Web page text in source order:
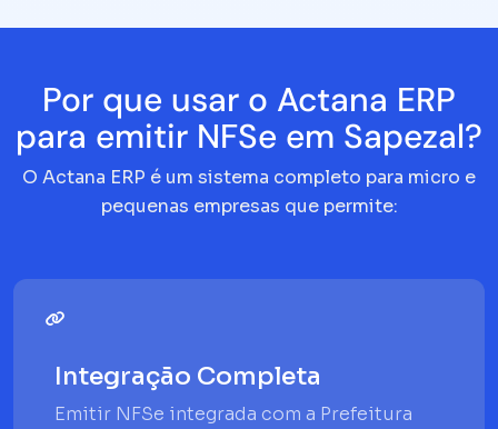
Por que usar o Actana ERP
para emitir NFSe em Sapezal?
O Actana ERP é um sistema completo para micro e
pequenas empresas que permite:
Integração Completa
Emitir NFSe integrada com a Prefeitura